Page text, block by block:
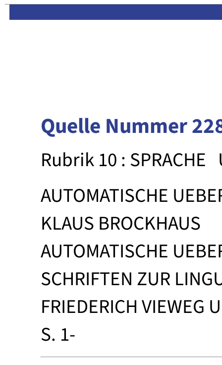
Quelle Nummer
Rubrik 10 : SPRACHE
AUTOMATISCHE
KLAUS BROCKHAUS
AUTOMATISCHE
SCHRIFTEN ZUR
FRIEDERICH VIEWEG
S. 1-